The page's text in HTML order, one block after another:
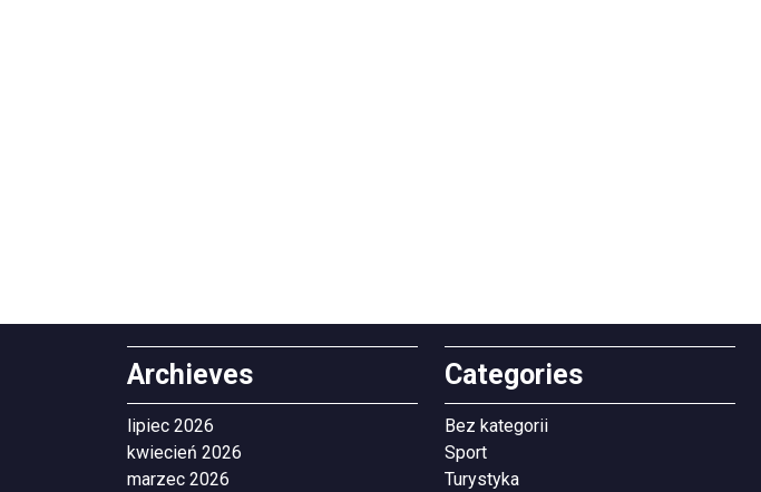
Archieves
lipiec 2026
kwiecień 2026
marzec 2026
Categories
Bez kategorii
Sport
Turystyka